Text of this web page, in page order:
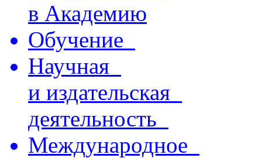
в Академию
Обучение
Научная
и издательская
деятельность
Международное